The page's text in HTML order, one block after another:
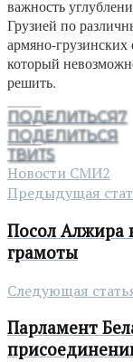
важность
Грузией по
армяно-
который
решить.
ПОДЕЛИТЬСЯ7
ПОДЕЛИТЬСЯ
ТВИТ5
Новости СМИ2
Предыдущая
Посол Алжира
грамоты
Следующая
Парламент